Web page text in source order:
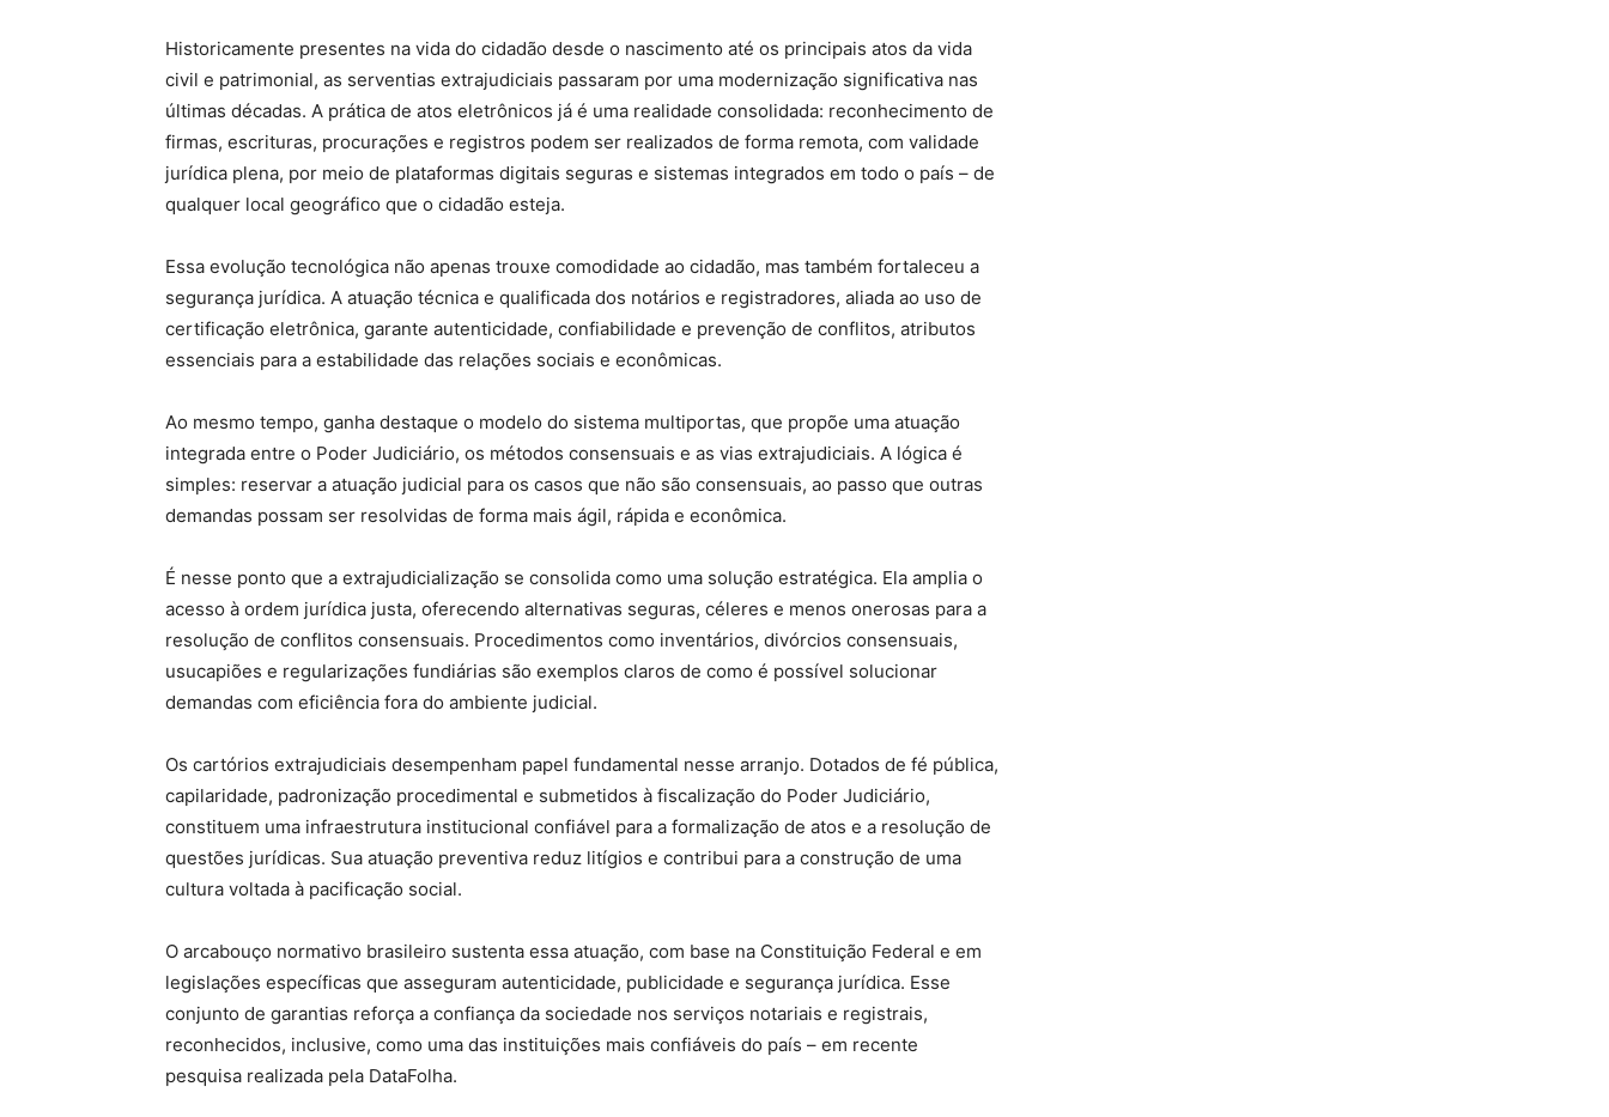
Historicamente presentes na vida do cidadão desde o nascimento até os principais atos da vida
civil e patrimonial, as serventias extrajudiciais passaram por uma modernização significativa nas
últimas décadas. A prática de atos eletrônicos já é uma realidade consolidada: reconhecimento de
firmas, escrituras, procurações e registros podem ser realizados de forma remota, com validade
jurídica plena, por meio de plataformas digitais seguras e sistemas integrados em todo o país – de
qualquer local geográfico que o cidadão esteja.
Essa evolução tecnológica não apenas trouxe comodidade ao cidadão, mas também fortaleceu a
segurança jurídica. A atuação técnica e qualificada dos notários e registradores, aliada ao uso de
certificação eletrônica, garante autenticidade, confiabilidade e prevenção de conflitos, atributos
essenciais para a estabilidade das relações sociais e econômicas.
Ao mesmo tempo, ganha destaque o modelo do sistema multiportas, que propõe uma atuação
integrada entre o Poder Judiciário, os métodos consensuais e as vias extrajudiciais. A lógica é
simples: reservar a atuação judicial para os casos que não são consensuais, ao passo que outras
demandas possam ser resolvidas de forma mais ágil, rápida e econômica.
É nesse ponto que a extrajudicialização se consolida como uma solução estratégica. Ela amplia o
acesso à ordem jurídica justa, oferecendo alternativas seguras, céleres e menos onerosas para a
resolução de conflitos consensuais. Procedimentos como inventários, divórcios consensuais,
usucapiões e regularizações fundiárias são exemplos claros de como é possível solucionar
demandas com eficiência fora do ambiente judicial.
Os cartórios extrajudiciais desempenham papel fundamental nesse arranjo. Dotados de fé pública,
capilaridade, padronização procedimental e submetidos à fiscalização do Poder Judiciário,
constituem uma infraestrutura institucional confiável para a formalização de atos e a resolução de
questões jurídicas. Sua atuação preventiva reduz litígios e contribui para a construção de uma
cultura voltada à pacificação social.
O arcabouço normativo brasileiro sustenta essa atuação, com base na Constituição Federal e em
legislações específicas que asseguram autenticidade, publicidade e segurança jurídica. Esse
conjunto de garantias reforça a confiança da sociedade nos serviços notariais e registrais,
reconhecidos, inclusive, como uma das instituições mais confiáveis do país – em recente
pesquisa realizada pela DataFolha.